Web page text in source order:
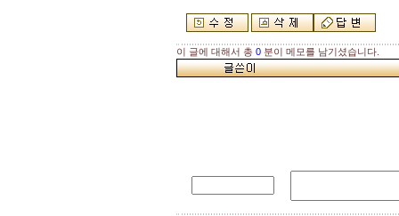
이 글에 대해서 총 0 분이 메모를 남기셨습니다.